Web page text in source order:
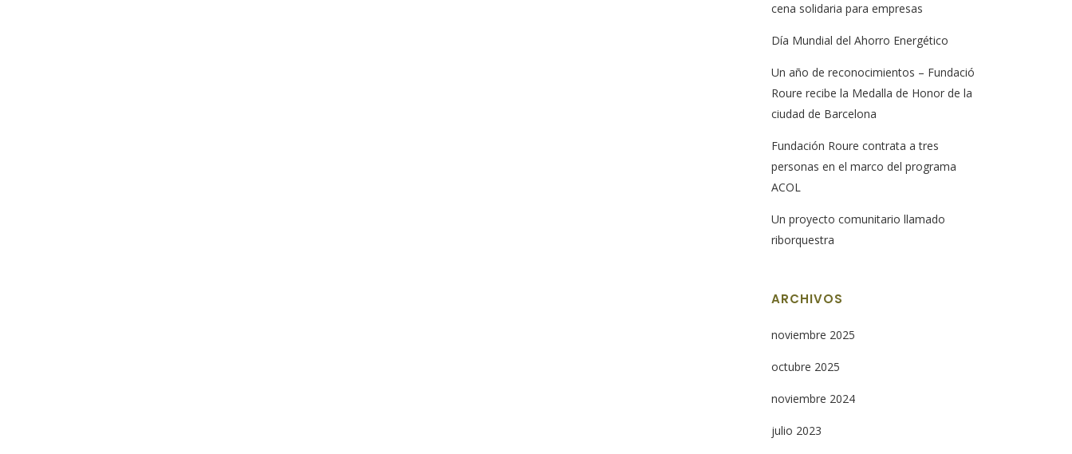
cena solidaria para empresas
Día Mundial del Ahorro Energético
Un año de reconocimientos – Fundació
Roure recibe la Medalla de Honor de la
ciudad de Barcelona
Fundación Roure contrata a tres
personas en el marco del programa
ACOL
Un proyecto comunitario llamado
riborquestra
ARCHIVOS
noviembre 2025
octubre 2025
noviembre 2024
julio 2023